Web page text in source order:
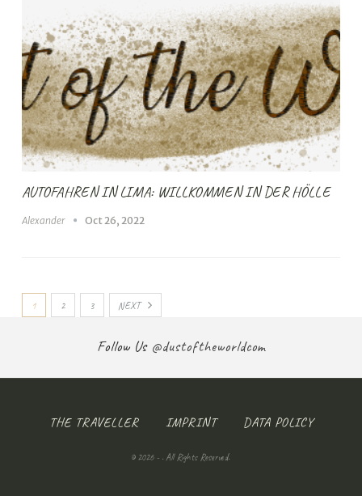
AUTOFAHREN IN LIMA: WILLKOMMEN IN DER HÖLLE
Alexander Oct 26, 2022
1 2 3 NEXT
Follow Us @dustoftheworldcom
THE TRAVELLER IMPRINT DATA POLICY
© 2026 - . All Rights Reserved.